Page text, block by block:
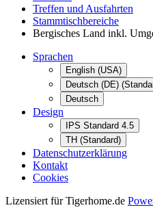
Treffen und Ausfahrten
Stammtischbereiche
Bergisches Land inkl.
Sprachen
English (USA)
Deutsch (DE)
Deutsch
Design
IPS Standard 4.5
TH (Standard)
Datenschutzerklärung
Kontakt
Cookies
Lizensiert für Tigerhome.de